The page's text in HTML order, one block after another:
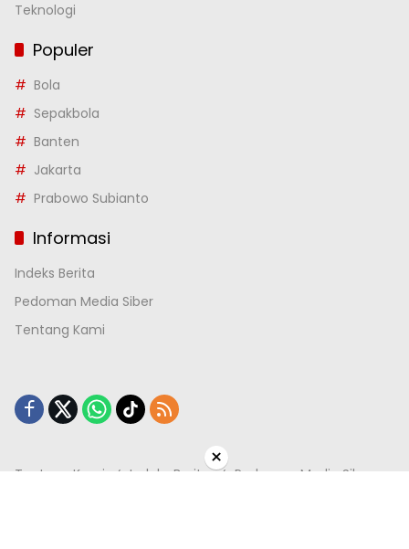
Teknologi
Populer
Bola
Sepakbola
Banten
Jakarta
Prabowo Subianto
Informasi
Indeks Berita
Pedoman Media Siber
Tentang Kami
Tentang Kami Indeks Berita
Pedoman Media Siber
×